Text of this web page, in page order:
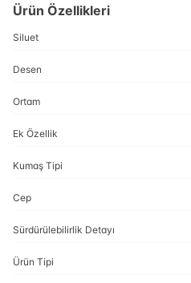
Ürün Özellikleri
Siluet
Desen
Ortam
Ek Özellik
Kumaş Tipi
Cep
Sürdürülebilirlik Detayı
Ürün Tipi